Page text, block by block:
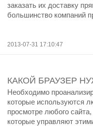
заказать их доставку
большинство компаний
2013-07-31 17:10:47
КАКОЙ БРАУЗЕР
Необходимо
которые используются
просмотре любого
которые управляют